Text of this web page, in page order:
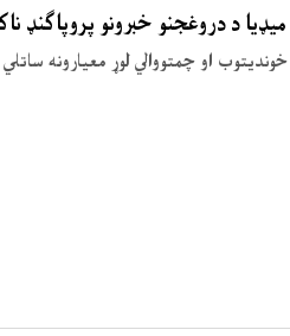
او چمتووالي لوړ معیارونه